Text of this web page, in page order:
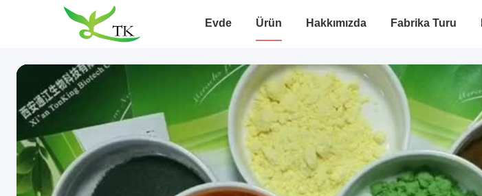
Evde Ürün Hakkımızda Fabrika Turu